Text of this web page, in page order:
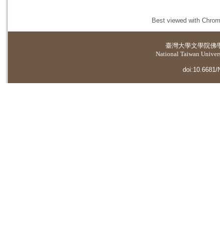
Best viewed with
臺灣大學文學院佛
National Taiwan
doi:10.6681/